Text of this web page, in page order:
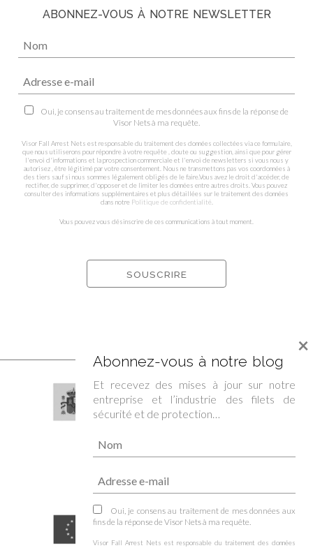
ABONNEZ-VOUS À NOTRE NEWSLETTER
Oui, je consens au traitement de mes données aux fins de la réponse de
Visor Nets à ma requête.
Visor Fall Arrest Nets est responsable du traitement des données collectées via ce formulaire,
que nous utiliserons pour répondre à votre requête , doute ou suggestion, ainsi que pour gérer
l'envoi d'informations et la prospection commerciale et l'envoi de newsletters si vous nous y
autorisez , être légitimé par votre consentement. Nous ne transmettons pas vos coordonnées à
des tiers sauf si nous sommes légalement obligés de le faire.Vous avez le droit d'accéder, de
rectifier, de supprimer, d'opposer et de limiter les données entre autres droits. Vous pouvez
consulter des informations supplémentaires et plus détaillées sur le traitement des données
dans notre Politique de confidentialité
Vous pouvez vous désinscrire de ces communications à tout moment.
Abonnez-vous à notre blog
Et recevez des mises à jour sur notre
entreprise et l’industrie des filets de
sécurité et de protection…
Oui, je consens au traitement de mes données aux
fins de la réponse de Visor Nets à ma requête.
Visor Fall Arrest Nets est responsable du traitement des données
×